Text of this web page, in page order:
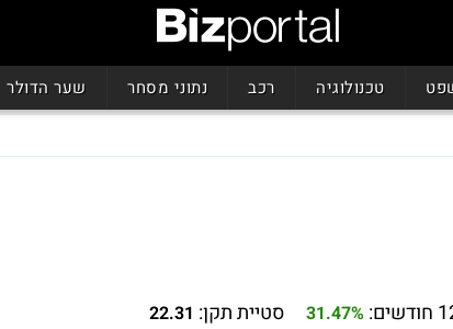
טכנולוגיה רכב נתוני מסחר שער הדולר
31.47% סטיית תקן: 22.31